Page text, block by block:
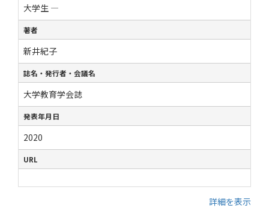
大学生 ―
著者
新井紀子
誌名・発行者・会議名
大学教育学会誌
発表年月日
2020
URL
詳細を表示